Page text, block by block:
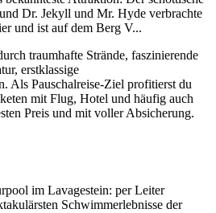
Dr. Jekyll und Mr. Hyde verbrachte
und ist auf dem Berg V...
traumhafte Strände, faszinierende
erstklassige
Als Pauschalreise-Ziel profitierst du
mit Flug, Hotel und häufig auch
Preis und mit voller Absicherung.
im Lavagestein: per Leiter
Schwimmerlebnisse der